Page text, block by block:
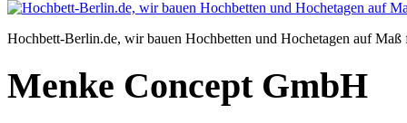
Hochbett-Berlin.de, wir bauen Hochbetten und Hochetagen auf
Menke Concept GmbH